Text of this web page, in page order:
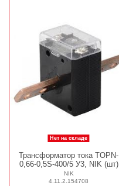
Нет на складе
Трансформатор тока TOPN-
0,66-0,5S-400/5 У3, NIK (шт)
NIK
4.11.2.154708